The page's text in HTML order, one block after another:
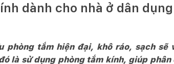
dành cho nhà ở dân dụng
phòng tắm hiện đại, khô ráo, sạch sẽ
là sử dụng phòng tắm kính, giúp phân